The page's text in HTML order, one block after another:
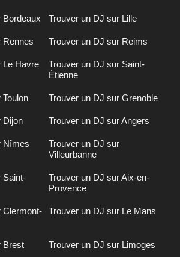
Trouver un DJ sur Lille
Rennes Trouver un DJ sur Reims
Le Havre
Trouver un DJ sur Saint-
Étienne
Trouver un DJ sur Grenoble
Dijon Trouver un DJ sur Angers
Nîmes
Trouver un DJ sur
Villeurbanne
Saint-
Trouver un DJ sur Aix-en-
Provence
Clermont-
Trouver un DJ sur Le Mans
Brest Trouver un DJ sur Limoges